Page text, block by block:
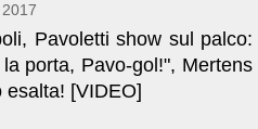
Pavoletti show sul palco:
porta, Pavo-gol!", Mertens
esalta! [VIDEO]